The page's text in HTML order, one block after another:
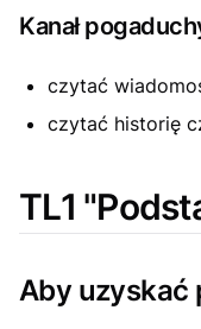
Kanał
czytać
czytać historię
TL1
Aby uzyskać